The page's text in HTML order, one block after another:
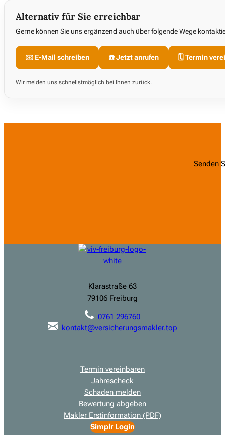
Alternativ für Sie erreichbar
Gerne können Sie uns ergänzend auch über folgende Wege
✉️ E-Mail schreiben ☎️ Jetzt anrufen 🗓️ Termin
Wir melden uns schnellstmöglich bei Ihnen zurück.
Senden
Klarastraße 63
79106 Freiburg
0761 296760
kontakt@versicherungsmakler.top
Termin vereinbaren
Jahrescheck
Schaden melden
Bewertung abgeben
Makler Erstinformation (PDF)
Simplr Login